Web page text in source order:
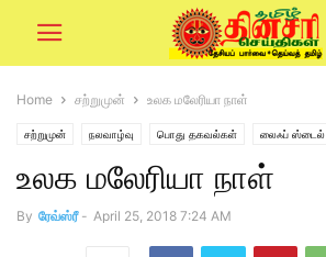
Home சற்றுமுன் உலக மலேரியா நாள்
சற்றுமுன் நலவாழ்வு பொது தகவல்கள் லைஃப் ஸ்டைல்
உலக மலேரியா நாள்
By ரேவ்ஸ்ரீ - April 25, 2018 7:24 AM